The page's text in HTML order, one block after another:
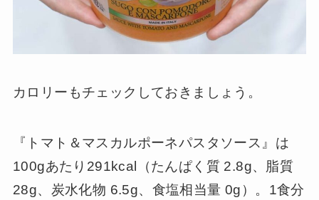
カロリーもチェックしておきましょう。
『トマト＆マスカルポーネパスタソース』は
100gあたり291kcal（たんぱく質 2.8g、脂質
28g、炭水化物 6.5g、食塩相当量 0g）。1食分